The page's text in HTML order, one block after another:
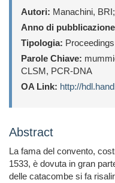
Autori: Manachini,
Anno di
Tipologia: Proceedings
Parole Chiave:
CLSM, PCR-DNA
OA Link: http://
Abstract
La fama del convento,
1533, è dovuta in gran
delle catacombe si fa